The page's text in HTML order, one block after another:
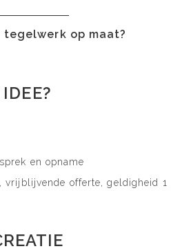
tegelwerk op maat?
IDEE?
en opname
vrijblijvende offerte, geldigheid 1